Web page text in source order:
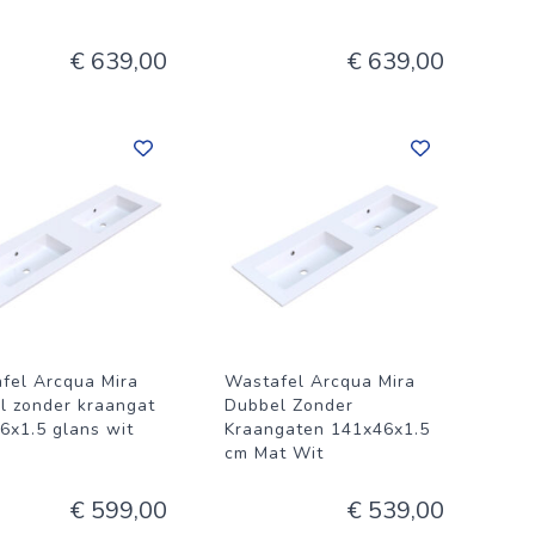
€ 639,00 € 639,00
Arcqua Mira
zonder kraangat
glans wit
€ 599,00
Wastafel Arcqua Mira
Dubbel Zonder
Kraangaten 141x46x1.5
cm Mat Wit
€ 539,00